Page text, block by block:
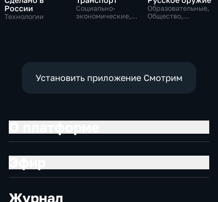
России
Технологии
Социально-
экономические,
Образовательные,
Общество,
Установить приложение Смотрим
Журнал